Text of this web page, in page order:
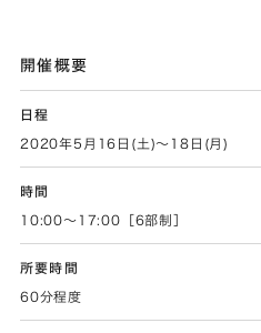
開催概要
日程
2020年5月16日(土)～18日(月)
時間
10:00～17:00［6部制］
所要時間
60分程度